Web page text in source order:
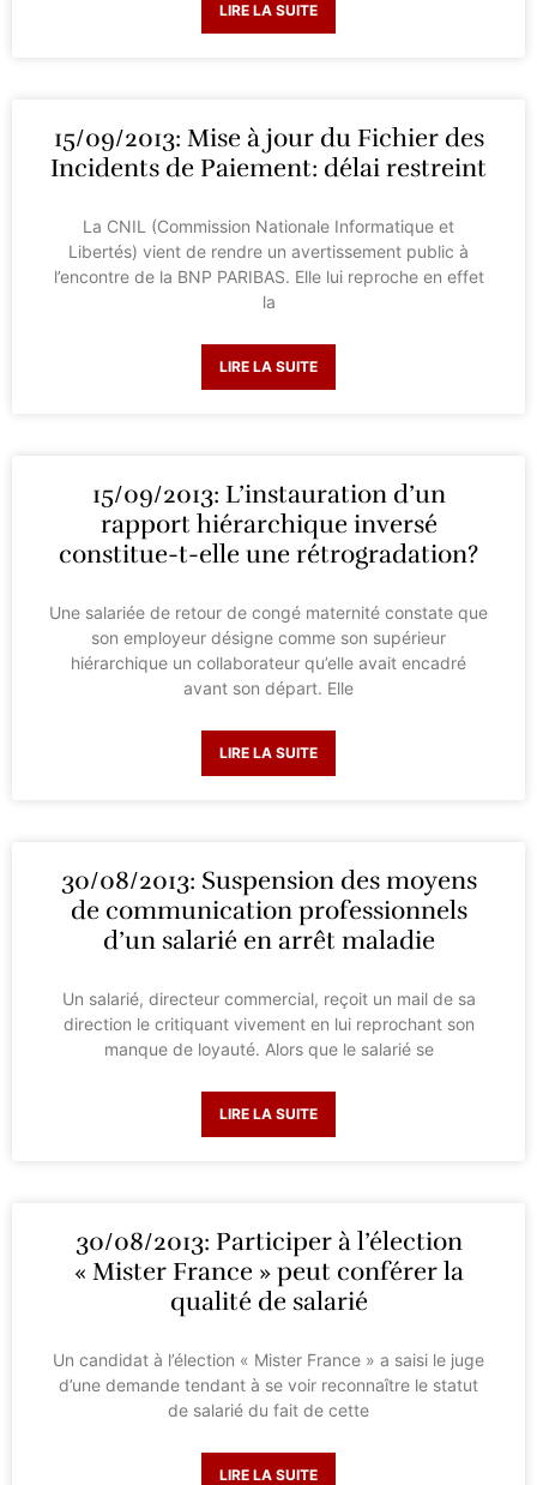
LIRE LA SUITE
15/09/2013: Mise à jour du Fichier des
Incidents de Paiement: délai restreint
La CNIL (Commission Nationale Informatique et
Libertés) vient de rendre un avertissement public à
l’encontre de la BNP PARIBAS. Elle lui reproche en effet
la
LIRE LA SUITE
15/09/2013: L’instauration d’un
rapport hiérarchique inversé
constitue-t-elle une rétrogradation?
Une salariée de retour de congé maternité constate que
son employeur désigne comme son supérieur
hiérarchique un collaborateur qu’elle avait encadré
avant son départ. Elle
LIRE LA SUITE
30/08/2013: Suspension des moyens
de communication professionnels
d’un salarié en arrêt maladie
Un salarié, directeur commercial, reçoit un mail de sa
direction le critiquant vivement en lui reprochant son
manque de loyauté. Alors que le salarié se
LIRE LA SUITE
30/08/2013: Participer à l’élection
« Mister France » peut conférer la
qualité de salarié
Un candidat à l’élection « Mister France » a saisi le juge
d’une demande tendant à se voir reconnaître le statut
de salarié du fait de cette
LIRE LA SUITE